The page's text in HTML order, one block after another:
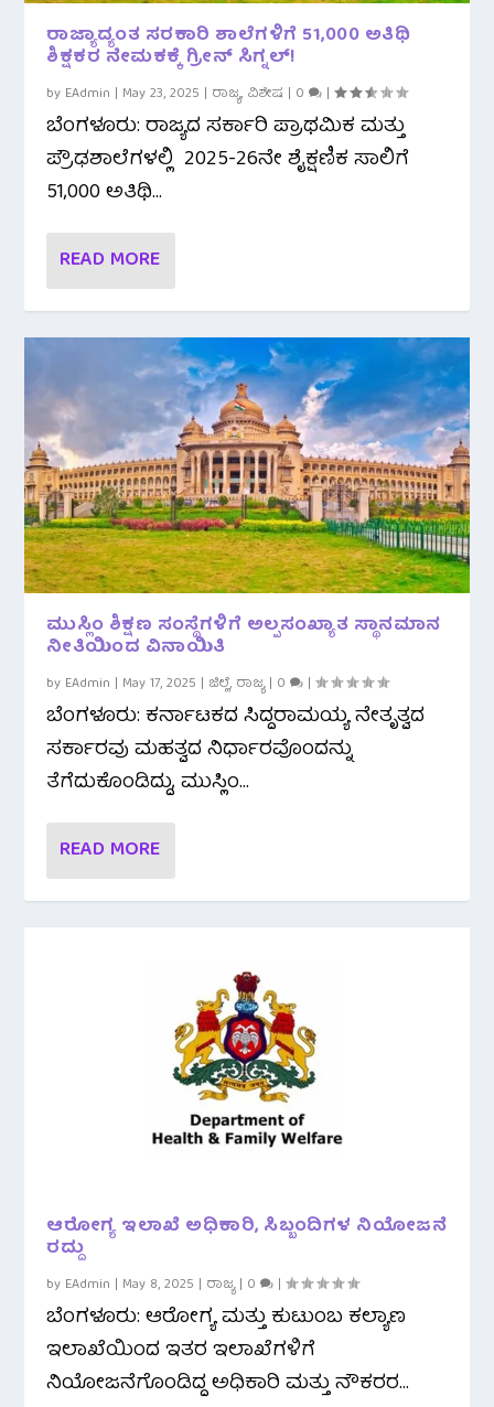
ರಾಜ್ಯಾದ್ಯಂತ ಸರಕಾರಿ ಶಾಲೆಗಳಿಗೆ 51,000 ಅತಿಥಿ
ಶಿಕ್ಷಕರ ನೇಮಕಕ್ಕೆ ಗ್ರೀನ್ ಸಿಗ್ನಲ್!
by EAdmin | May 23, 2025 | ರಾಜ್ಯ, ವಿಶೇಷ | 0 |
ಬೆಂಗಳೂರು: ರಾಜ್ಯದ ಸರ್ಕಾರಿ ಪ್ರಾಥಮಿಕ ಮತ್ತು
ಪ್ರೌಢಶಾಲೆಗಳಲ್ಲಿ 2025-26ನೇ ಶೈಕ್ಷಣಿಕ ಸಾಲಿಗೆ
51,000 ಅತಿಥಿ...
READ MORE
ಮುಸ್ಲಿಂ ಶಿಕ್ಷಣ ಸಂಸ್ಥೆಗಳಿಗೆ ಅಲ್ಪಸಂಖ್ಯಾತ ಸ್ಥಾನಮಾನ
ನೀತಿಯಿಂದ ವಿನಾಯಿತಿ
by EAdmin | May 17, 2025 | ಜಿಲ್ಲೆ, ರಾಜ್ಯ| 0 |
ಬೆಂಗಳೂರು: ಕರ್ನಾಟಕದ ಸಿದ್ದರಾಮಯ್ಯ ನೇತೃತ್ವದ
ಸರ್ಕಾರವು ಮಹತ್ವದ ನಿರ್ಧಾರವೊಂದನ್ನು
ತೆಗೆದುಕೊಂಡಿದ್ದು, ಮುಸ್ಲಿಂ...
READ MORE
ಆರೋಗ್ಯ ಇಲಾಖೆ ಅಧಿಕಾರಿ, ಸಿಬ್ಬಂದಿಗಳ ನಿಯೋಜನೆ
ರದ್ದು
by EAdmin | May 8, 2025 | ರಾಜ್ಯ| 0 |
ಬೆಂಗಳೂರು: ಆರೋಗ್ಯ ಮತ್ತು ಕುಟುಂಬ ಕಲ್ಯಾಣ
ಇಲಾಖೆಯಿಂದ ಇತರ ಇಲಾಖೆಗಳಿಗೆ
ನಿಯೋಜನೆಗೊಂಡಿದ್ದ ಅಧಿಕಾರಿ ಮತ್ತು ನೌಕರರ...